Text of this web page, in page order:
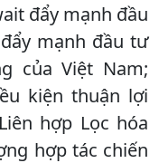
đẩy mạnh đầu
mạnh đầu tư
của Việt Nam;
kiện thuận lợi
hợp Lọc hóa
hợp tác chiến